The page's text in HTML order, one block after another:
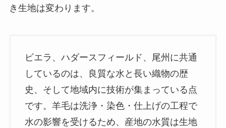
き生地は変わります。
ビエラ、ハダースフィールド、尾州に共通
しているのは、良質な水と長い織物の歴
史、そして地域内に技術が集まっている点
です。羊毛は洗浄・染色・仕上げの工程で
水の影響を受けるため、産地の水質は生地